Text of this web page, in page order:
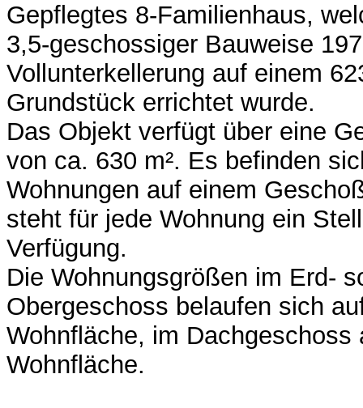
Gepflegtes 8-Familienhaus,
3,5-geschossiger Bauweise
Vollunterkellerung auf einem
Grundstück errichtet wurde.
Das Objekt verfügt über eine
von ca. 630 m². Es befinden
Wohnungen auf einem
steht für jede Wohnung ein
Verfügung.
Die Wohnungsgrößen im Erd-
Obergeschoss belaufen sich
Wohnfläche, im Dachgeschoss
Wohnfläche.